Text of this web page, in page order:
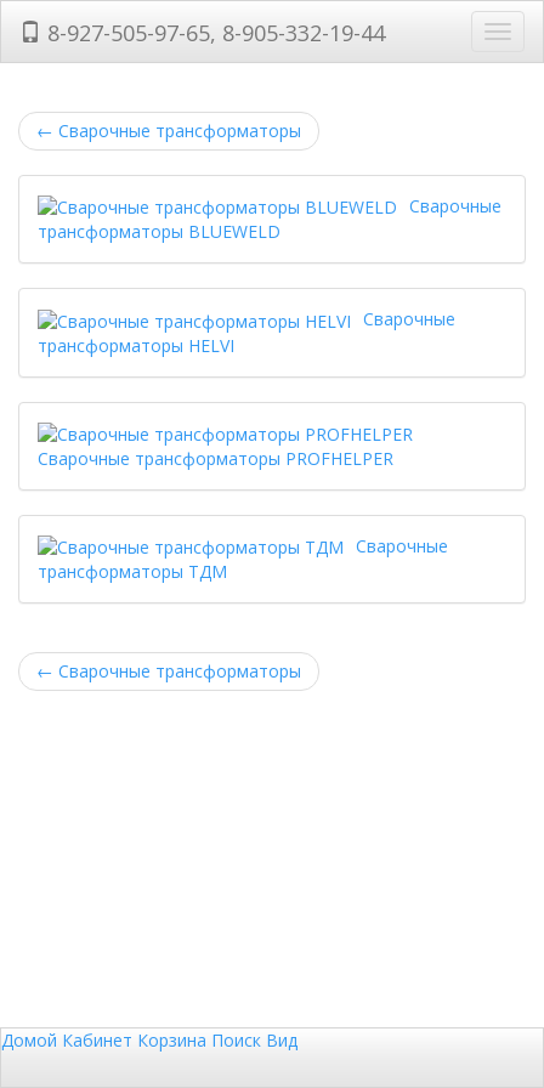
8-927-505-97-65, 8-905-332-19-44
← Сварочные трансформаторы
Сварочные
трансформаторы BLUEWELD
Сварочные
трансформаторы HELVI
Сварочные трансформаторы PROFHELPER
Сварочные
трансформаторы ТДМ
← Сварочные трансформаторы
Домой Кабинет Корзина Поиск Вид